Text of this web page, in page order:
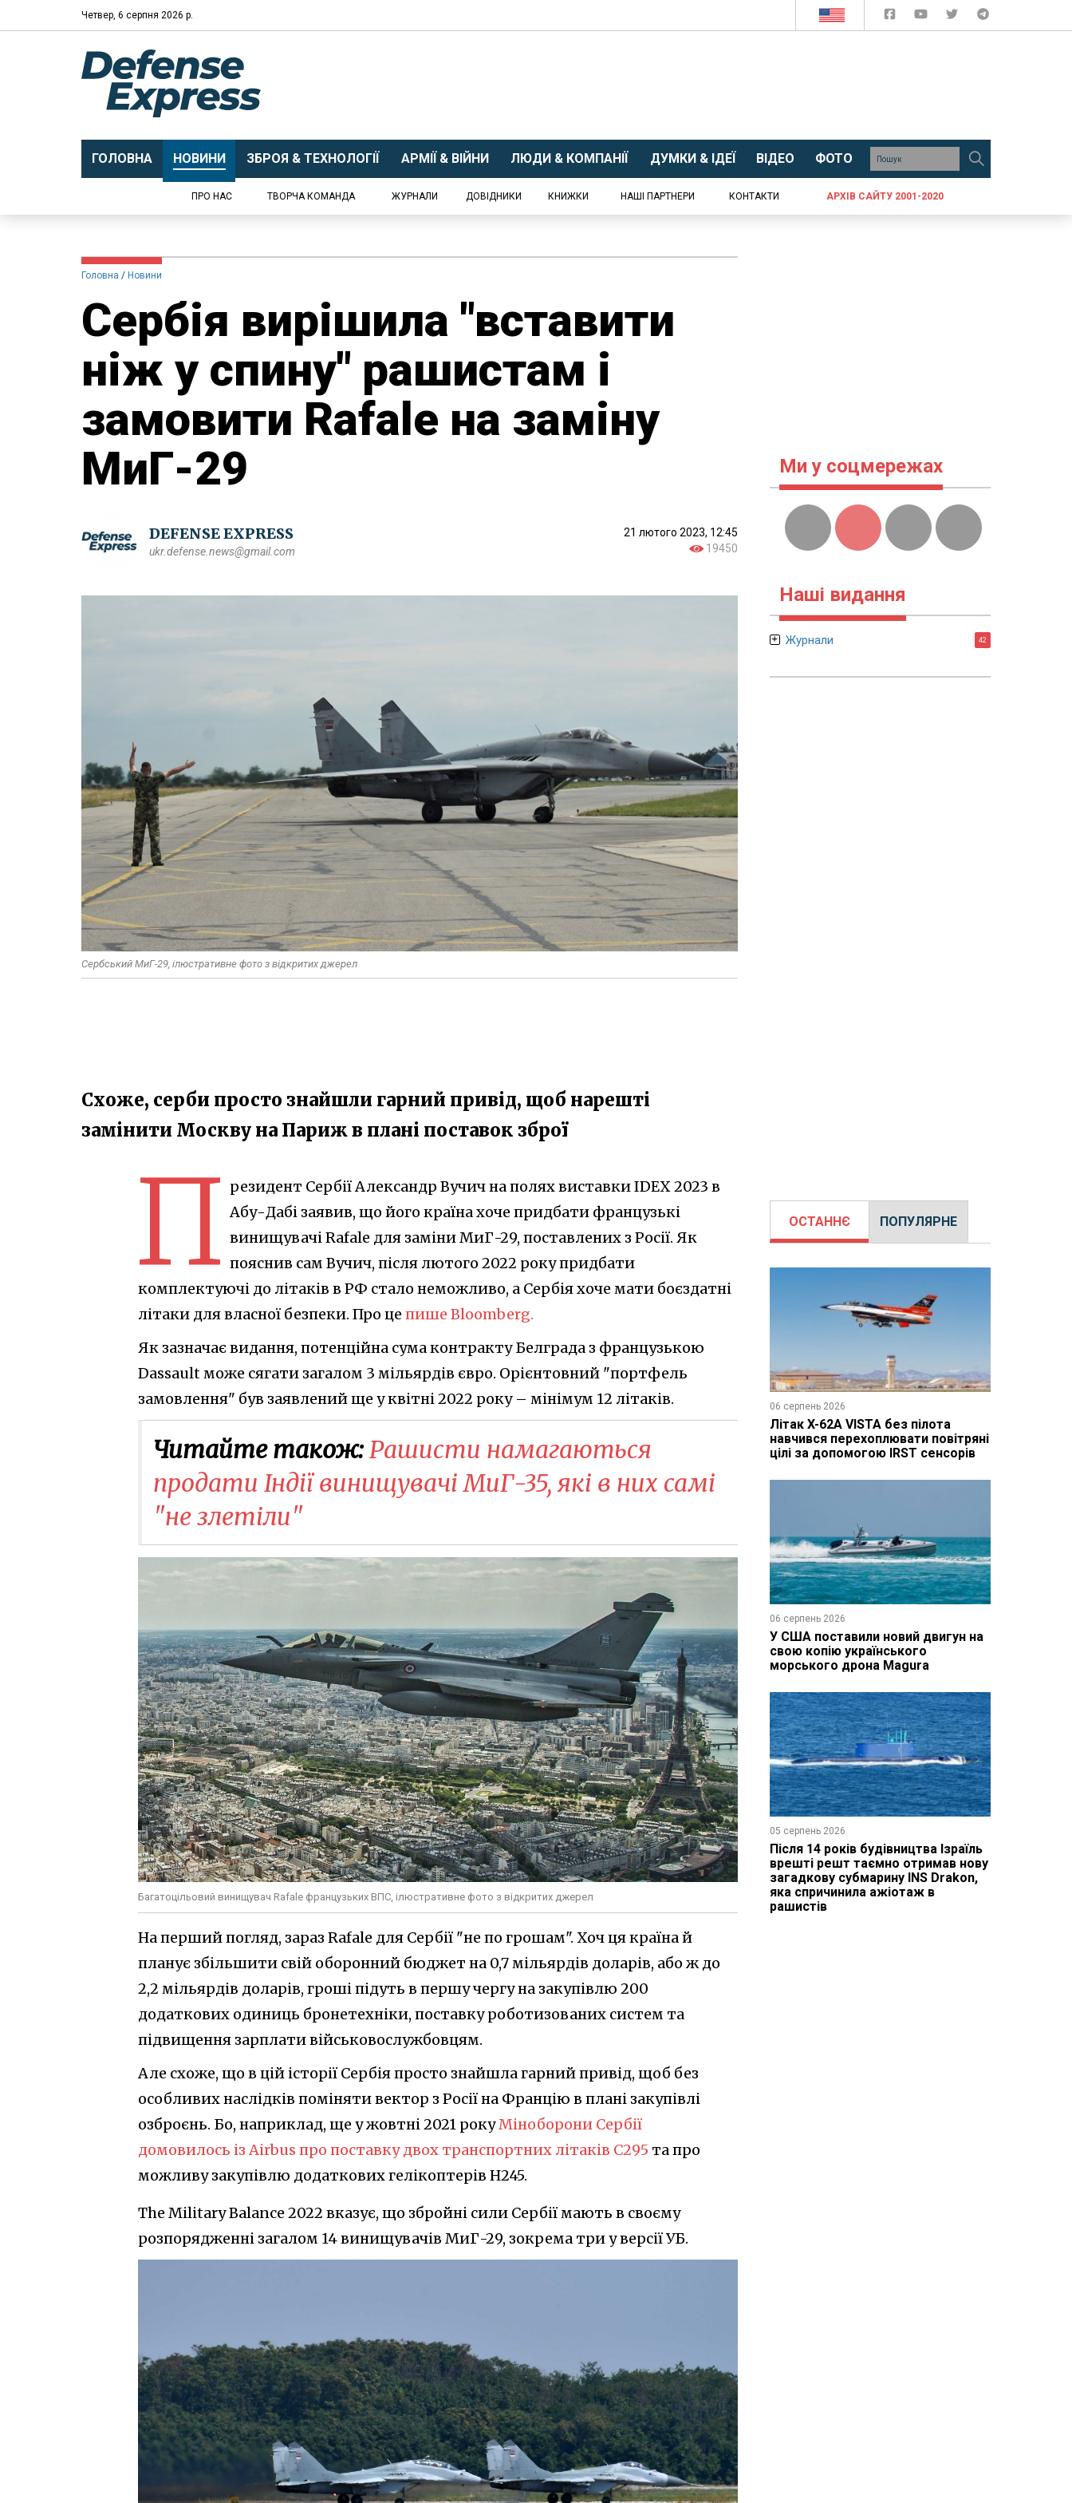
Четвер, 6 серпня 2026 р.
ГОЛОВНА НОВИНИ ЗБРОЯ & ТЕХНОЛОГІЇ АРМІЇ & ВІЙНИ ЛЮДИ & КОМПАНІЇ ДУМКИ & ІДЕЇ ВІДЕО ФОТО
ПРО НАС ТВОРЧА КОМАНДА ЖУРНАЛИ ДОВІДНИКИ КНИЖКИ НАШІ ПАРТНЕРИ КОНТАКТИ АРХІВ САЙТУ 2001-2020
Головна Новини
Сербія вирішила "вставити
ніж у спину" рашистам і
замовити Rafale на заміну
МиГ-29
DEFENSE EXPRESS
ukr.defense.news@gmail.com
21 лютого 2023, 12:45
19450
Сербський МиГ-29, ілюстративне фото з відкритих джерел
Схоже, серби просто знайшли гарний привід, щоб нарешті
замінити Москву на Париж в плані поставок зброї
П резидент Сербії Александр Вучич на полях виставки IDEX 2023 в
Абу-Дабі заявив, що його країна хоче придбати французькі
винищувачі Rafale для заміни МиГ-29, поставлених з Росії. Як
пояснив сам Вучич, після лютого 2022 року придбати
комплектуючі до літаків в РФ стало неможливо, а Сербія хоче мати боєздатні
літаки для власної безпеки. Про це пише Bloomberg.
Як зазначає видання, потенційна сума контракту Белграда з французькою
Dassault може сягати загалом 3 мільярдів євро. Орієнтовний "портфель
замовлення" був заявлений ще у квітні 2022 року – мінімум 12 літаків.
Читайте також:Рашисти намагаються
продати Індії винищувачі МиГ-35, які в них самі
"не злетіли"
Багатоцільовий винищувач Rafale французьких ВПС, ілюстративне фото з відкритих джерел
На перший погляд, зараз Rafale для Сербії "не по грошам". Хоч ця країна й
планує збільшити свій оборонний бюджет на 0,7 мільярдів доларів, або ж до
2,2 мільярдів доларів, гроші підуть в першу чергу на закупівлю 200
додаткових одиниць бронетехніки, поставку роботизованих систем та
підвищення зарплати військовослужбовцям.
Але схоже, що в цій історії Сербія просто знайшла гарний привід, щоб без
особливих наслідків поміняти вектор з Росії на Францію в плані закупівлі
озброєнь. Бо, наприклад, ще у жовтні 2021 рокуМіноборони Сербії
домовилось із Airbus про поставку двох транспортних літаків C295 та про
можливу закупівлю додаткових гелікоптерів H245.
The Military Balance 2022 вказує, що збройні сили Сербії мають в своєму
розпорядженні загалом 14 винищувачів МиГ-29, зокрема три у версії УБ.
Ми у соцмережах
Наші видання
Журнали 42
ОСТАННЄ ПОПУЛЯРНЕ
06 серпень 2026
Літак X-62A VISTA без пілота
навчився перехоплювати повітряні
цілі за допомогою IRST сенсорів
06 серпень 2026
У США поставили новий двигун на
свою копію українського
морського дрона Magura
05 серпень 2026
Після 14 років будівництва Ізраїль
врешті решт таємно отримав нову
загадкову субмарину INS Drakon,
яка спричинила ажіотаж в
рашистів